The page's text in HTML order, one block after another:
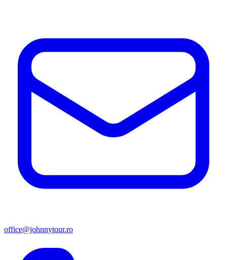
office@johnnytour.ro